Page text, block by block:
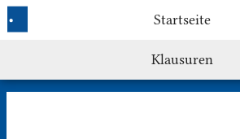
Startseite
Klausuren